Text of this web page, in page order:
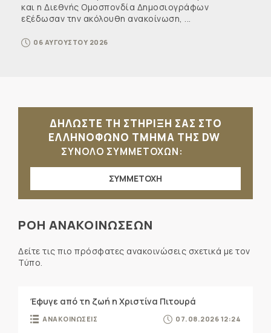
και η Διεθνής Ομοσπονδία Δημοσιογράφων
εξέδωσαν την ακόλουθη ανακοίνωση, ...
06 ΑΥΓΟΥΣΤΟΥ 2026
ΔΗΛΩΣΤΕ ΤΗ ΣΤΗΡΙΞΗ ΣΑΣ ΣΤΟ
ΕΛΛΗΝΟΦΩΝΟ ΤΜΗΜΑ ΤΗΣ DW
ΣΥΝΟΛΟ ΣΥΜΜΕΤΟΧΩΝ:
ΣΥΜΜΕΤΟΧΗ
ΡΟΗ ΑΝΑΚΟΙΝΩΣΕΩΝ
Δείτε τις πιο πρόσφατες ανακοινώσεις σχετικά με τον
Τύπο.
Έφυγε από τη ζωή η Χριστίνα Πιτουρά
ΑΝΑΚΟΙΝΩΣΕΙΣ 07.08.2026 12:24